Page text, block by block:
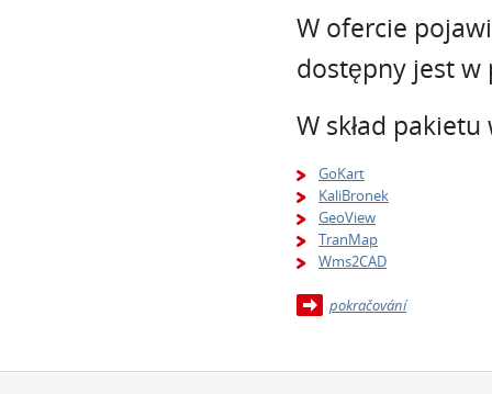
W ofercie
dostępny jest w
W skład
GoKart
KaliBronek
GeoView
TranMap
Wms2CAD
pokračování